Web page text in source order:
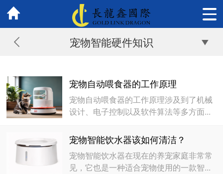
宠物智能硬件知识
宠物自动喂食器的工作原理
宠物自动喂食器的工作原理涉及到了机械
设计、电子控制以及软件算法等多方面...
宠物智能饮水器该如何清洁？
宠物智能饮水器在现在的养宠家庭非常常
见，它也是一种适合宠物使用的一款智...